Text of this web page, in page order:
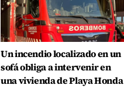
Un incendio localizado en un
sofá obliga a intervenir en
una vivienda de Playa Honda